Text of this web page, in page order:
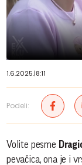
1.6.2025.|8:11
Podeli:
Volite pesme
pevačica, ona je i